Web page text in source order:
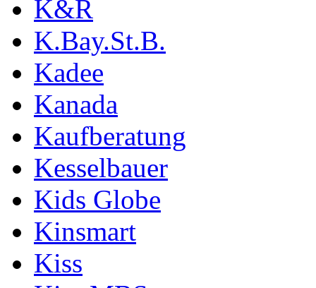
K&R
K.Bay.St.B.
Kadee
Kanada
Kaufberatung
Kesselbauer
Kids Globe
Kinsmart
Kiss